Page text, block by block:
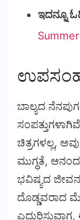
ಇದನ್ನೂ
ಬಾಲ್ಯದ
ಚಿತ್ರಗಳಲ್ಲ,
ಮುಗ್ಧತೆ,
ಭವಿಷ್ಯದ
ದೊಡ್ಡವರಾದ